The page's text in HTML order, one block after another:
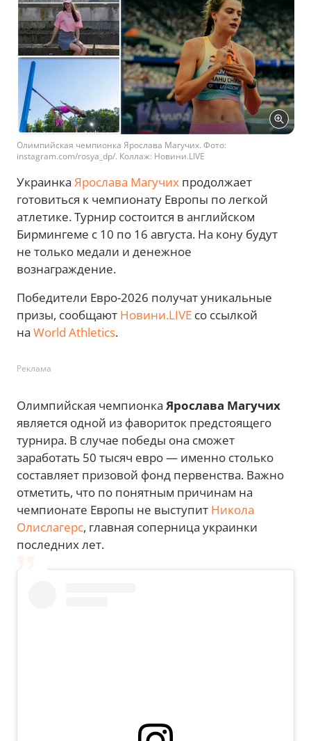
Олимпийская чемпионка Ярослава Магучих. Фото:
instagram.com/rosya_dp/. Коллаж: Новини.LIVE
Украинка Ярослава Магучих продолжает
готовиться к чемпионату Европы по легкой
атлетике. Турнир состоится в английском
Бирмингеме с 10 по 16 августа. На кону будут
не только медали и денежное
вознаграждение.
Победители Евро-2026 получат уникальные
призы, сообщают Новини.LIVE со ссылкой
на World Athletics.
Реклама
Олимпийская чемпионка Ярослава Магучих
является одной из фавориток предстоящего
турнира. В случае победы она сможет
заработать 50 тысяч евро — именно столько
составляет призовой фонд первенства. Важно
отметить, что по понятным причинам на
чемпионате Европы не выступит Никола
Олислагерс, главная соперница украинки
последних лет.